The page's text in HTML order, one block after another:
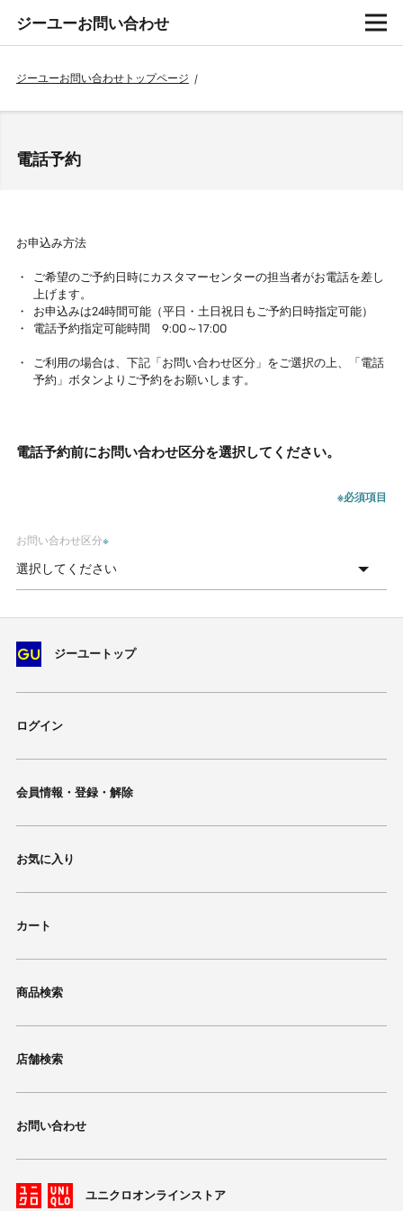
ジーユーお問い合わせ
ジーユーお問い合わせトップページ /
電話予約
お申込み方法
ご希望のご予約日時にカスタマーセンターの担当者がお電話を差し
上げます。
お申込みは24時間可能（平日・土日祝日もご予約日時指定可能）
電話予約指定可能時間 9:00～17:00
ご利用の場合は、下記「お問い合わせ区分」をご選択の上、「電話
予約」ボタンよりご予約をお願いします。
電話予約前にお問い合わせ区分を選択してください。
※必須項目
お問い合わせ区分※
ジーユートップ
ログイン
会員情報・登録・解除
お気に入り
カート
商品検索
店舗検索
お問い合わせ
ユニクロオンラインストア